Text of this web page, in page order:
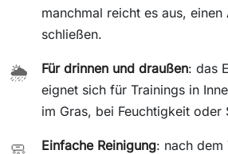
manchmal reicht es aus, einen
schließen.
🌦️ Für drinnen und draußen: das
eignet sich für Trainings in
im Gras, bei Feuchtigkeit oder
🧼 Einfache Reinigung: nach dem